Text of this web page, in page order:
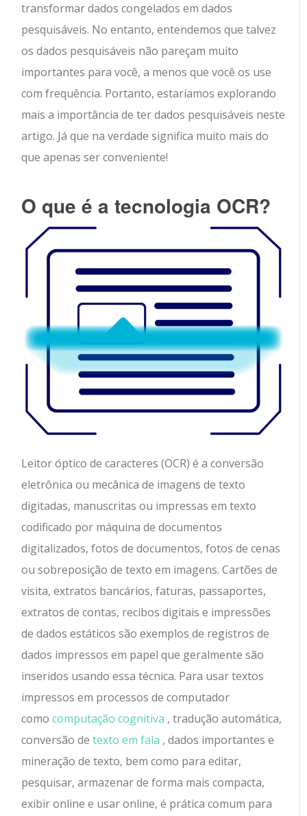
transformar dados congelados em dados
pesquisáveis. No entanto, entendemos que talvez
os dados pesquisáveis ​​não pareçam muito
importantes para você, a menos que você os use
com frequência. Portanto, estaríamos explorando
mais a importância de ter dados pesquisáveis ​​neste
artigo. Já que na verdade significa muito mais do
que apenas ser conveniente!
O que é a tecnologia OCR?
Leitor óptico de caracteres (OCR) é a conversão
eletrônica ou mecânica de imagens de texto
digitadas, manuscritas ou impressas em texto
codificado por máquina de documentos
digitalizados, fotos de documentos, fotos de cenas
ou sobreposição de texto em imagens. Cartões de
visita, extratos bancários, faturas, passaportes,
extratos de contas, recibos digitais e impressões
de dados estáticos são exemplos de registros de
dados impressos em papel que geralmente são
inseridos usando essa técnica. Para usar textos
impressos em processos de computador
comocomputação cognitiva , tradução automática,
conversão detexto em fala , dados importantes e
mineração de texto, bem como para editar,
pesquisar, armazenar de forma mais compacta,
exibir online e usar online, é prática comum para